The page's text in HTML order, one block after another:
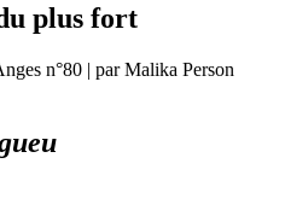
plus fort
n°80 | par Malika Person